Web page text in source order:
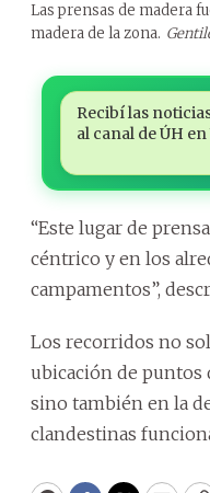
Las prensas de madera
madera de la zona.
Recibí las
al canal de ÚH
“Este lugar de
céntrico y en los
campamentos”,
Los recorridos no
ubicación de puntos
sino también en la
clandestinas